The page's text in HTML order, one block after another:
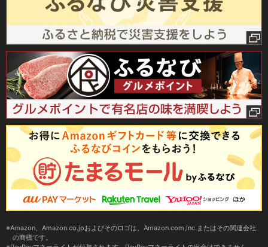
Amazon、Amazon.co.jpおよびそのロゴは、Amazon.com,Inc.またはその関連会社
の商標です。